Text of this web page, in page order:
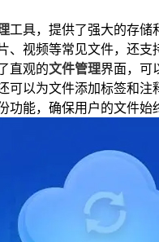
工具，提供了强大的存
、视频等常见文件，还
直观的文件管理界面，可
可以为文件添加标签和
能，确保用户的文件始